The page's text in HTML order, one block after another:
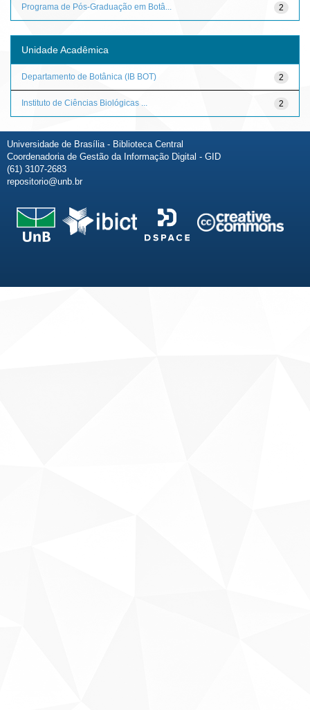
2
Programa de Pós-Graduação em Botâ...
Unidade Acadêmica
2
Departamento de Botânica (IB BOT)
2
Instituto de Ciências Biológicas ...
Universidade de Brasília - Biblioteca Central
Coordenadoria de Gestão da Informação Digital - GID
(61) 3107-2683
repositorio@unb.br